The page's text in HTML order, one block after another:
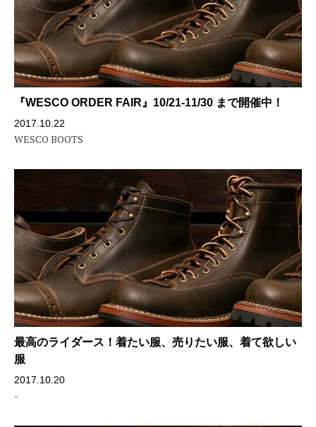
『WESCO ORDER FAIR』10/21-11/30 まで開催中！
2017.10.22
WESCO BOOTS
最高のライダース！着たい服、売りたい服、着て欲しい
服
2017.10.20
-